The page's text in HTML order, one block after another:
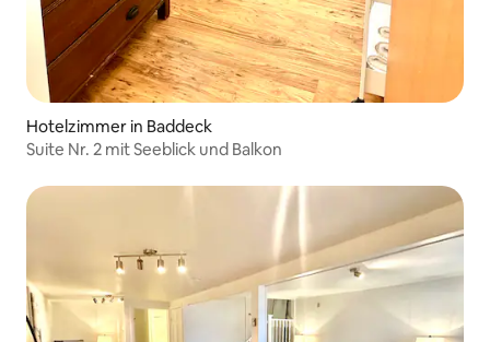
Hotelzimmer in Baddeck
Suite Nr. 2 mit Seeblick und Balkon